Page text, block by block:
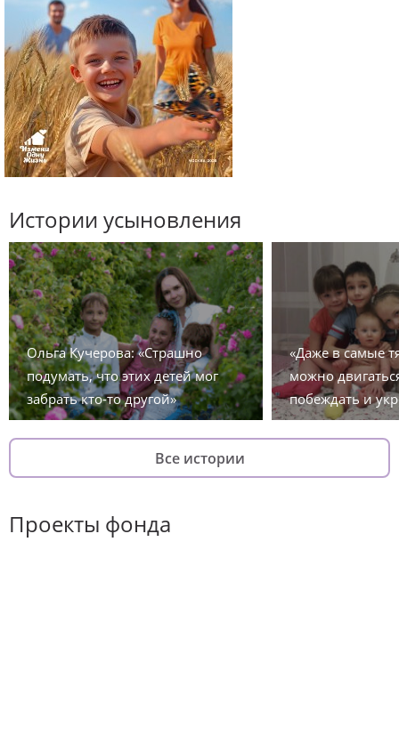
Истории усыновления
Ольга Кучерова: «Страшно
подумать, что этих детей мог
забрать кто-то другой»
«Даже в самые
можно
побеждать и
Все истории
Проекты фонда